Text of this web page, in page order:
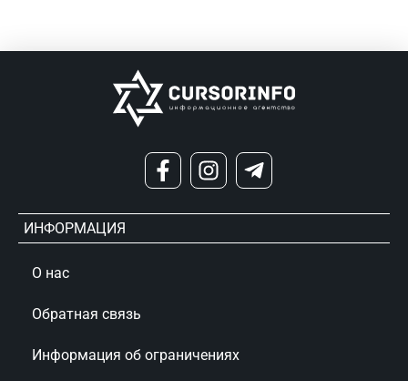
ИНФОРМАЦИЯ
О нас
Обратная связь
Информация об ограничениях